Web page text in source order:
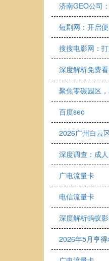
济南GEO公司
短剧网：开启
搜搜电影网：
深度解析免费
聚焦零碳园区
百度seo
2026广州白云
深度调查：成
广电流量卡
电信流量卡
深度解析蚂蚁
2026年5月亨